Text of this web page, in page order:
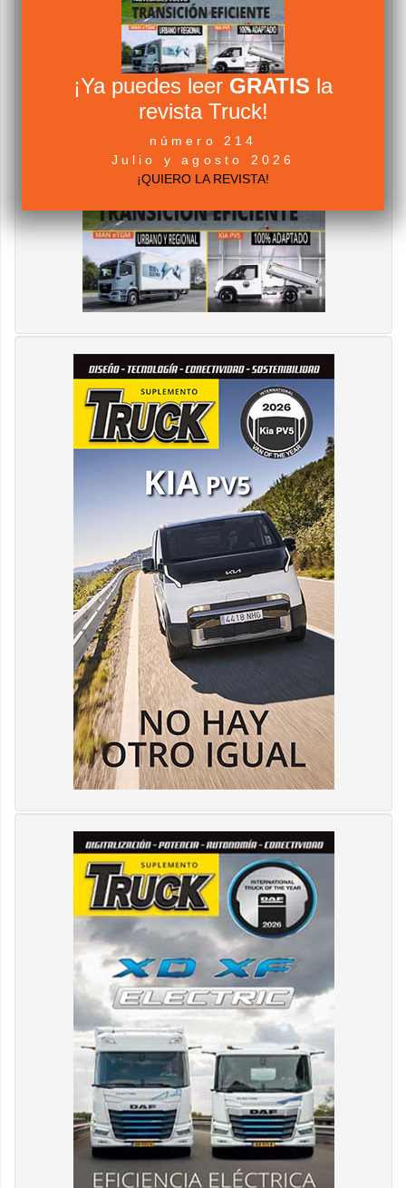
¡Ya puedes leer GRATIS la
revista Truck!
número 214
Julio y agosto 2026
¡QUIERO LA REVISTA!